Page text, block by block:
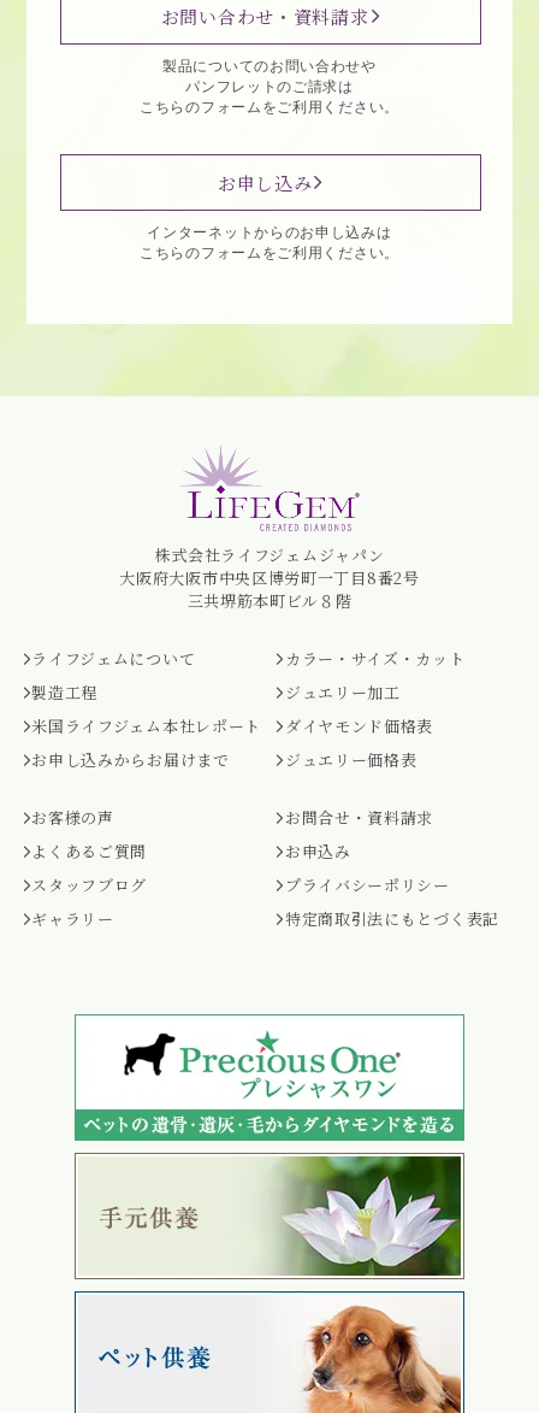
お問い合わせ・資料請求
製品についてのお問い合わせや
パンフレットのご請求は
こちらのフォームをご利用ください。
お申し込み
インターネットからのお申し込みは
こちらのフォームをご利用ください。
株式会社ライフジェムジャパン
大阪府大阪市中央区博労町一丁目8番2号
三共堺筋本町ビル８階
ライフジェムについて
製造工程
米国ライフジェム本社レポート
お申し込みからお届けまで
カラー・サイズ・カット
ジュエリー加工
ダイヤモンド価格表
ジュエリー価格表
お客様の声
よくあるご質問
スタッフブログ
ギャラリー
お問合せ・資料請求
お申込み
プライバシーポリシー
特定商取引法にもとづく表記